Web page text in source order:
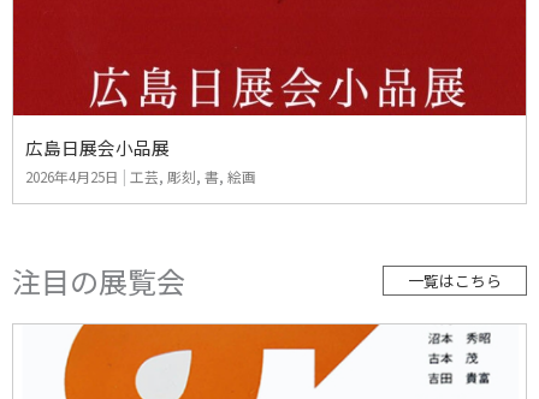
広島日展会小品展
2026年4月25日 | 工芸, 彫刻, 書, 絵画
注目の展覧会 一覧はこちら